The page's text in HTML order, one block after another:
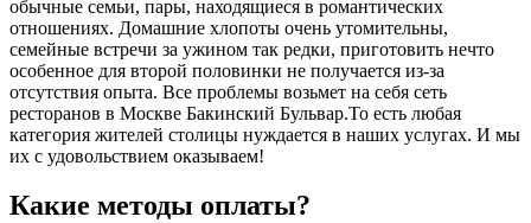
обычные семьи, пары, находящиеся в романтических
отношениях. Домашние хлопоты очень утомительны,
семейные встречи за ужином так редки, приготовить нечто
особенное для второй половинки не получается из-за
отсутствия опыта. Все проблемы возьмет на себя сеть
ресторанов в Москве Бакинский Бульвар.То есть любая
категория жителей столицы нуждается в наших услугах. И мы
их с удовольствием оказываем!
Какие методы оплаты?